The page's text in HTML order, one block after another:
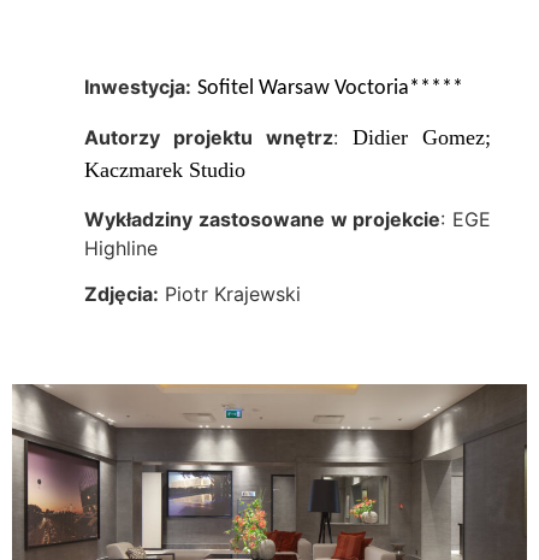
Inwestycja: Sofitel Warsaw Voctoria*****
Autorzy projektu wnętrz: Didier Gomez;
Kaczmarek Studio
Wykładziny zastosowane w projekcie: EGE
Highline
Zdjęcia: Piotr Krajewski